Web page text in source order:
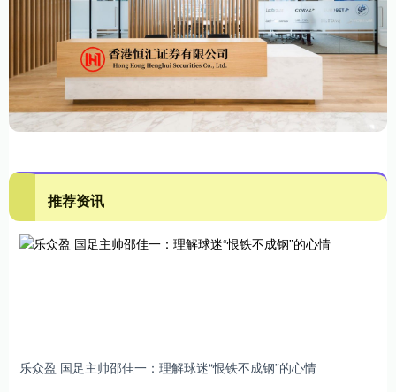
推荐资讯
乐众盈 国足主帅邵佳一：理解球迷“恨铁不成钢”的心情